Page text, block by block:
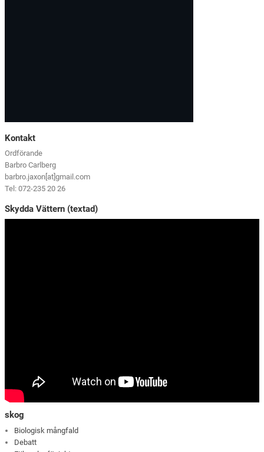
Kontakt
Ordförande
Barbro Carlberg
barbro.jaxon[at]gmail.com
Tel: 072-235 20 26
Skydda Vättern (textad)
skog
Biologisk mångfald
Debatt